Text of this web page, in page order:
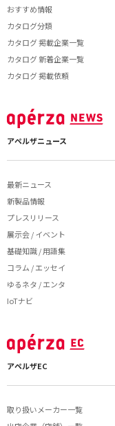
おすすめ情報
カタログ分類
カタログ 掲載企業一覧
カタログ 新着企業一覧
カタログ 掲載依頼
アペルザニュース
最新ニュース
新製品情報
プレスリリース
展示会 / イベント
基礎知識 / 用語集
コラム / エッセイ
ゆるネタ / エンタ
IoTナビ
アペルザEC
取り扱いメーカー一覧